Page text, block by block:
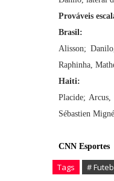
Prováveis
Brasil:
Alisson;
Raphinha,
Haiti:
Placide;
Sébastien
CNN Esportes
Tags #